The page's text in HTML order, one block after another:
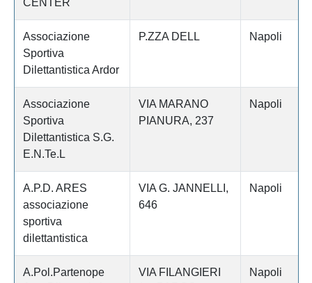
CENTER
Associazione
Sportiva
Dilettantistica Ardor
P.ZZA DELL Napoli
Associazione
Sportiva
Dilettantistica S.G.
E.N.Te.L
VIA MARANO
PIANURA, 237
Napoli
A.P.D. ARES
associazione
sportiva
dilettantistica
VIA G. JANNELLI,
646
Napoli
A.Pol.Partenope
VIA FILANGIERI
Napoli